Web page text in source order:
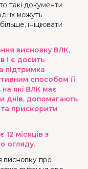
такі документи
їх можуть
ініціювати
висновку ВЛК,
і є досить
способом її
які ВЛК має
днів, допомагають
прискорити
12 місяців з
огляду.
висновку про